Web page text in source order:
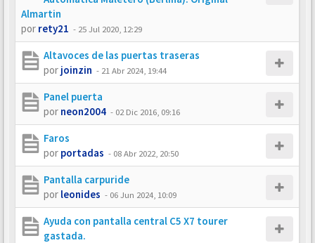
Almartin
por rety21 - 25 Jul 2020, 12:29
Altavoces de las puertas traseras
por joinzin - 21 Abr 2024, 19:44
Panel puerta
por neon2004 - 02 Dic 2016, 09:16
Faros
por portadas - 08 Abr 2022, 20:50
Pantalla carpuride
por leonides - 06 Jun 2024, 10:09
Ayuda con pantalla central C5 X7 tourer
gastada.